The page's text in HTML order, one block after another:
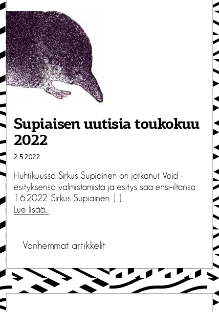
Supiaisen uutisia toukokuu
2022
2.5.2022
Huhtikuussa Sirkus Supiainen on jatkanut Void -
esityksensä valmistamista ja esitys saa ensi-iltansa
1.6.2022. Sirkus Supiainen: […]
Lue lisää…
A
r
t
Vanhemmat artikkelit